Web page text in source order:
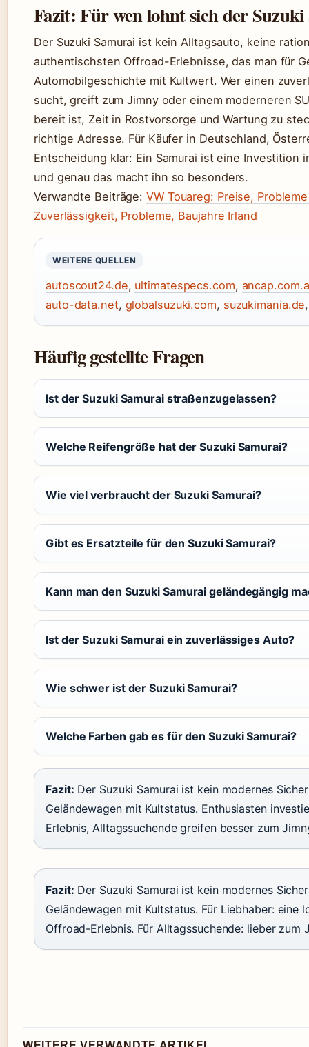
Fazit: Für wen lohnt sich der
Der Suzuki Samurai ist kein Alltagsauto, keine
authentischsten Offroad-Erlebnisse, das man für
Automobilgeschichte mit Kultwert. Wer einen
sucht, greift zum Jimny oder einem moderneren
bereit ist, Zeit in Rostvorsorge und Wartung zu
richtige Adresse. Für Käufer in Deutschland,
Entscheidung klar: Ein Samurai ist eine Investition
und genau das macht ihn so besonders.
Verwandte Beiträge: VW Touareg: Preise,
Zuverlässigkeit, Probleme, Baujahre Irland
WEITERE QUELLEN
autoscout24.de, ultimatespecs.com,
auto-data.net, globalsuzuki.com, suzukimania.de
Häufig gestellte Fragen
Ist der Suzuki Samurai straßenzugelassen?
Welche Reifengröße hat der Suzuki Samurai?
Wie viel verbraucht der Suzuki Samurai?
Gibt es Ersatzteile für den Suzuki Samurai?
Kann man den Suzuki Samurai geländegängig
Ist der Suzuki Samurai ein zuverlässiges Auto?
Wie schwer ist der Suzuki Samurai?
Welche Farben gab es für den Suzuki Samurai?
Fazit: Der Suzuki Samurai ist kein modernes
Geländewagen mit Kultstatus. Enthusiasten
Erlebnis, Alltagssuchende greifen besser zum
Fazit: Der Suzuki Samurai ist kein modernes
Geländewagen mit Kultstatus. Für Liebhaber: eine
Offroad-Erlebnis. Für Alltagssuchende: lieber zum